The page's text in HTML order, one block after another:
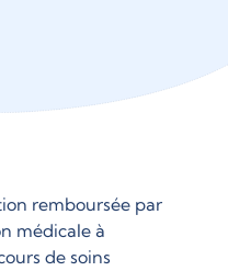
remboursée par
médicale à
de soins